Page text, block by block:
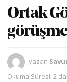
Ortak
yazan
Okuma Süresi: 2